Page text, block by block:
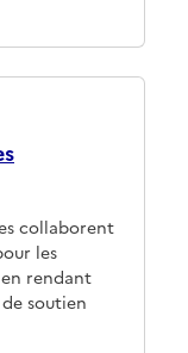
collaborent
les
rendant
soutien